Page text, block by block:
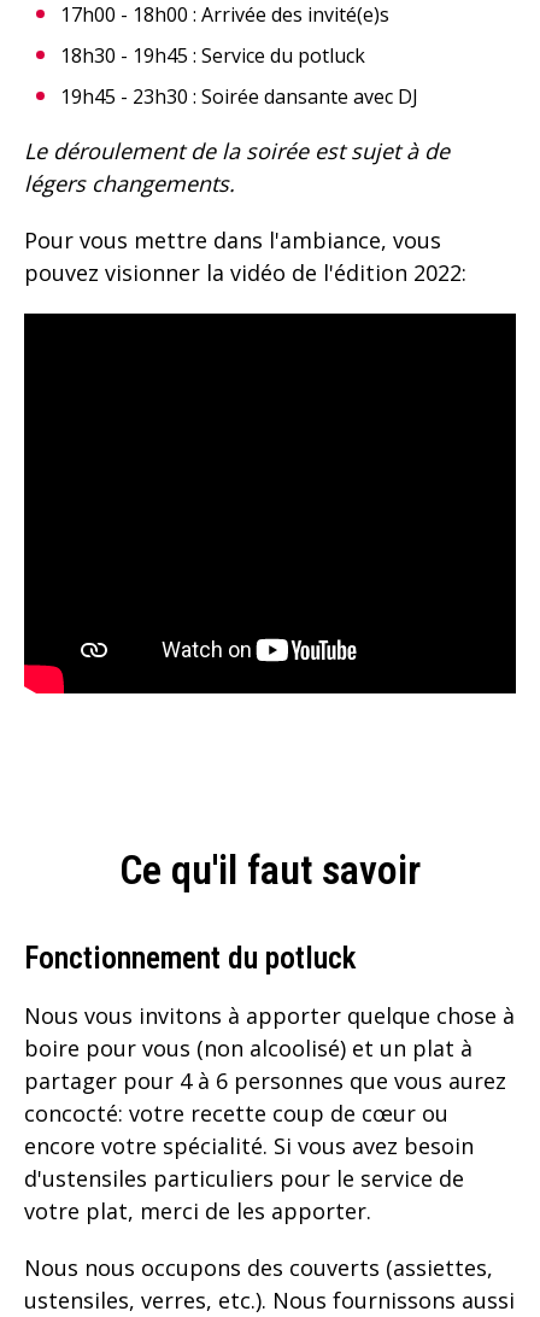
17h00 - 18h00 : Arrivée des invité(e)s
18h30 - 19h45 : Service du potluck
19h45 - 23h30 : Soirée dansante avec DJ
Le déroulement de la soirée est sujet à de
légers changements.
Pour vous mettre dans l'ambiance, vous
pouvez visionner la vidéo de l'édition 2022:
Ce qu'il faut savoir
Fonctionnement du potluck
Nous vous invitons à apporter quelque chose à
boire pour vous (non alcoolisé) et un plat à
partager pour 4 à 6 personnes que vous aurez
concocté: votre recette coup de cœur ou
encore votre spécialité. Si vous avez besoin
d'ustensiles particuliers pour le service de
votre plat, merci de les apporter.
Nous nous occupons des couverts (assiettes,
ustensiles, verres, etc.). Nous fournissons aussi